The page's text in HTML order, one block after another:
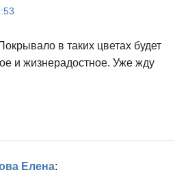
в таких цветах будет
и жизнерадостное. Уже жду
Елена: